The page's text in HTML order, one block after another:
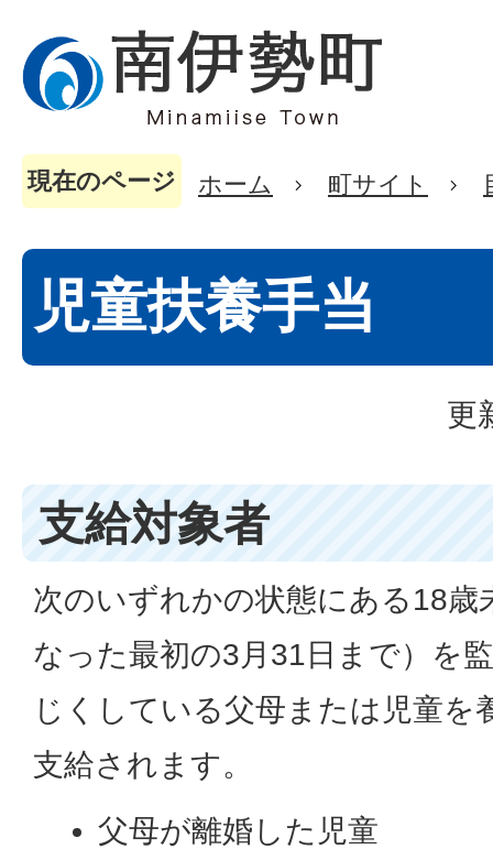
現在のページ ホーム 町サイト
児童扶養手当
更
支給対象者
次のいずれかの状態にある18歳
なった最初の3月31日まで）を
じくしている父母または児童を
支給されます。
父母が離婚した児童